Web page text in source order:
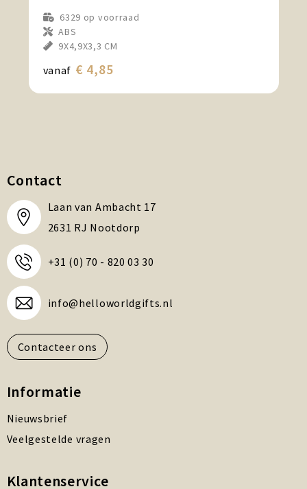
6329 op voorraad
ABS
9X4,9X3,3 CM
vanaf € 4,85
Contact
Laan van Ambacht 17
2631 RJ Nootdorp
+31 (0) 70 - 820 03 30
info@helloworldgifts.nl
Contacteer ons
Informatie
Nieuwsbrief
Veelgestelde vragen
Klantenservice